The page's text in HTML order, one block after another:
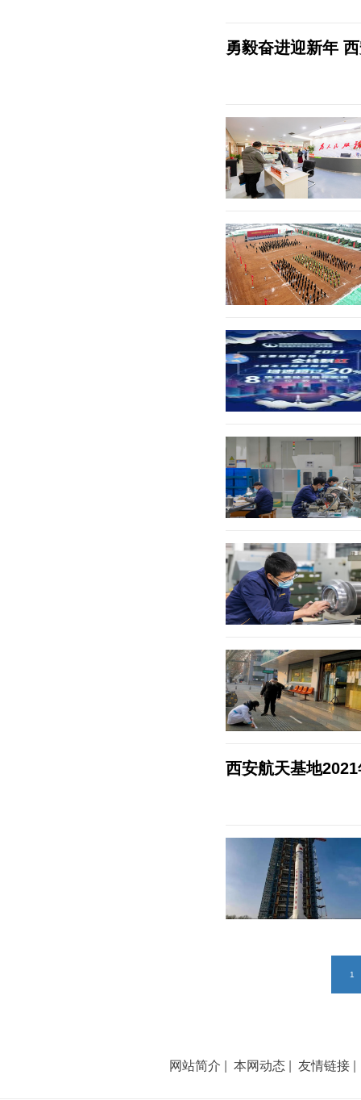
勇毅奋进迎新年
西安航天基地
1
网站简介 本网动态 友情链接